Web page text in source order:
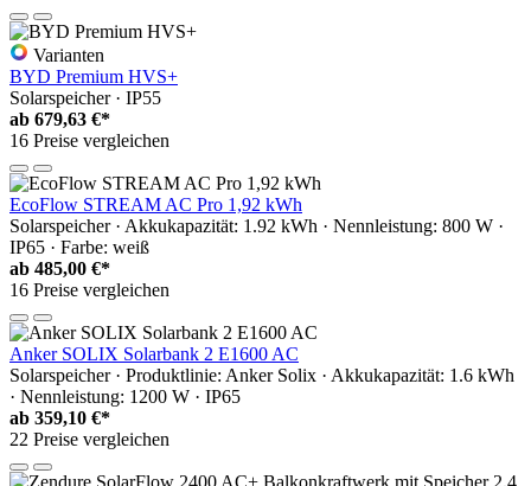
Varianten
BYD Premium HVS+
Solarspeicher · IP55
ab 679,63 €*
16 Preise vergleichen
EcoFlow STREAM AC Pro 1,92 kWh
Solarspeicher · Akkukapazität: 1.92 kWh · Nennleistung: 800 W ·
IP65 · Farbe: weiß
ab 485,00 €*
16 Preise vergleichen
Anker SOLIX Solarbank 2 E1600 AC
Solarspeicher · Produktlinie: Anker Solix · Akkukapazität: 1.6 kWh
· Nennleistung: 1200 W · IP65
ab 359,10 €*
22 Preise vergleichen